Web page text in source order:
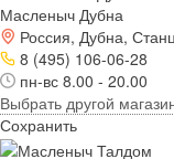
Масленыч Дубна
Россия, Дубна,
8 (495) 106-06-28
пн-вс 8.00 - 20.00
Выбрать другой
Сохранить